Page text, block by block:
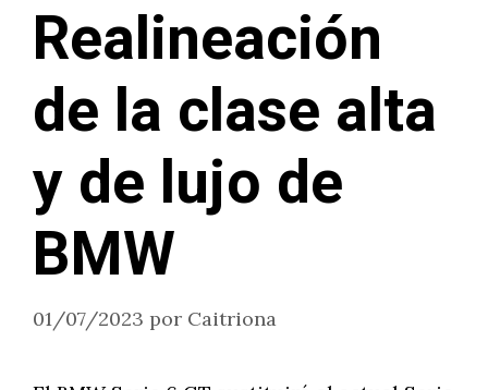
Realineación
de la clase alta
y de lujo de
BMW
01/07/2023 por Caitriona